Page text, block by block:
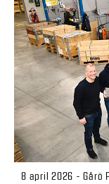
8 april 2026 - Gårö